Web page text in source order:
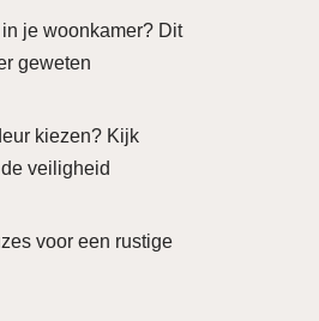
je woonkamer? Dit
geweten
kiezen? Kijk
veiligheid
voor een rustige